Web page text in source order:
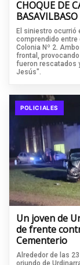
CHOQUE DE
BASAVILBASO
El siniestro ocurrió
comprendido entre
Colonia Nº 2.
frontal,
fueron rescatados
Jesús".
POLICIALES
Un joven de
de frente
Cementerio
Alrededor de las
oriundo de